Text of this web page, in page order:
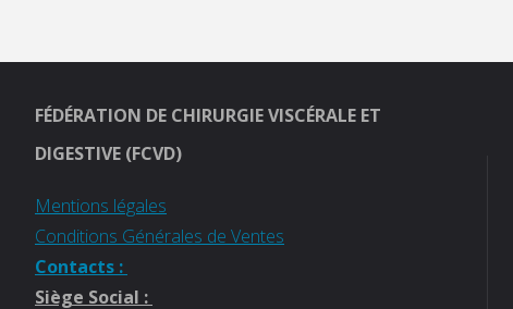
FÉDÉRATION DE CHIRURGIE VISCÉRALE ET
DIGESTIVE (FCVD)
Mentions légales
Conditions Générales de Ventes
Contacts :
Siège Social :